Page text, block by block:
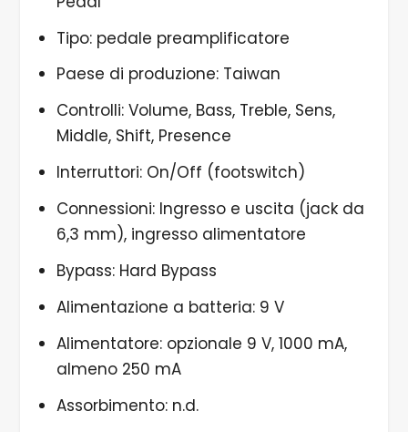
Tipo: pedale preamplificatore
Paese di produzione: Taiwan
Controlli: Volume, Bass, Treble, Sens,
Middle, Shift, Presence
Interruttori: On/Off (footswitch)
Connessioni: Ingresso e uscita (jack da
6,3 mm), ingresso alimentatore
Bypass: Hard Bypass
Alimentazione a batteria: 9 V
Alimentatore: opzionale 9 V, 1000 mA,
almeno 250 mA
Assorbimento: n.d.